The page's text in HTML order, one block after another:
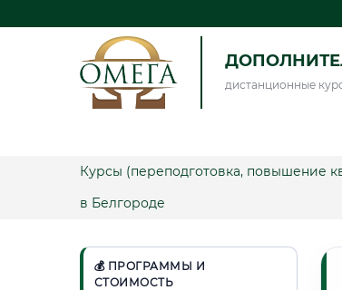
дистанционные
Курсы (переподготовка, повышение
в Белгороде
💰 ПРОГРАММЫ И
СТОИМОСТЬ